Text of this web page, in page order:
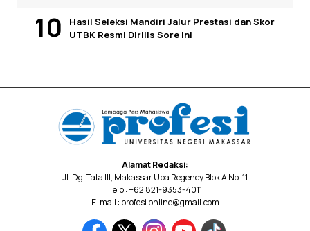
Hasil Seleksi Mandiri Jalur Prestasi dan Skor
UTBK Resmi Dirilis Sore Ini
Alamat Redaksi:
Jl. Dg. Tata III, Makassar Upa Regency Blok A No. 11
Telp : +62 821-9353-4011
E-mail : profesi.online@gmail.com